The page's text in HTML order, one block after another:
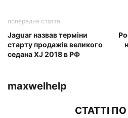
попередня стаття
Jaguar назвав терміни
старту продажів великого
седана XJ 2018 в РФ
maxwelhelp
СТАТТІ ПО